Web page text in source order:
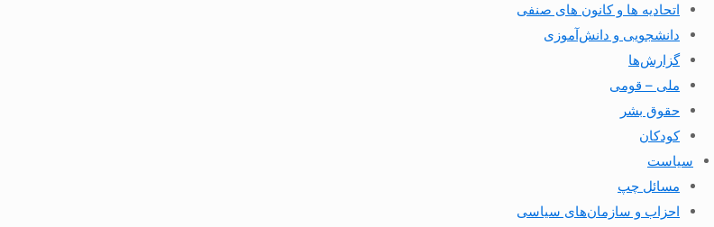
اتحادیه ها و کانون های صنفی
دانشجویی و دانش‌آموزی
گزارش‌ها
ملی – قومی
حقوق بشر
کودکان
سیاست
مسائل چپ
احزاب و سازمان‌های سیاسی